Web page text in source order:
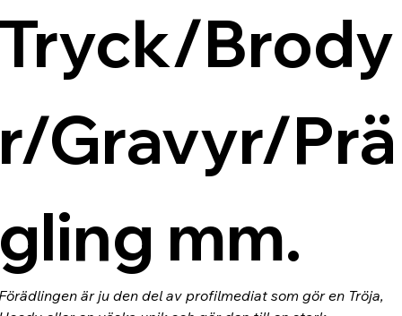
Brody
Gravyr/Prä
mm.
är ju den del av profilmediat som gör en Tröja,